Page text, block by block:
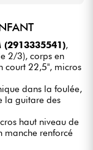
(2913335541),
2/3), corps en
court 22,5", micros
dans la foulée,
la guitare des
haut niveau de
manche renforcé